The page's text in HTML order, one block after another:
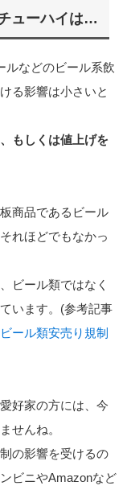
ューハイは…
ルなどのビール系飲
る影響は小さいと
もしくは値上げを
商品であるビール
れほどでもなかっ
ビール類ではなく
います。(参考記事
ール類安売り規制
好家の方には、今
せんね。
の影響を受けるの
ビニやAmazonなど